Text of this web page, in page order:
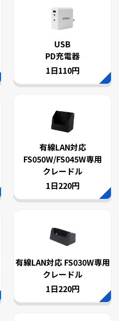
USB
PD充電器
1日110円
有線LAN対応
FS050W/FS045W専用
クレードル
1日220円
有線LAN対応 FS030W専用
クレードル
1日220円